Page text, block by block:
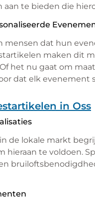
te bieden die
mensen dat hun
maken dit
het nu gaat om
dat elk evenement
in Oss
de lokale markt
hieraan te voldoen.